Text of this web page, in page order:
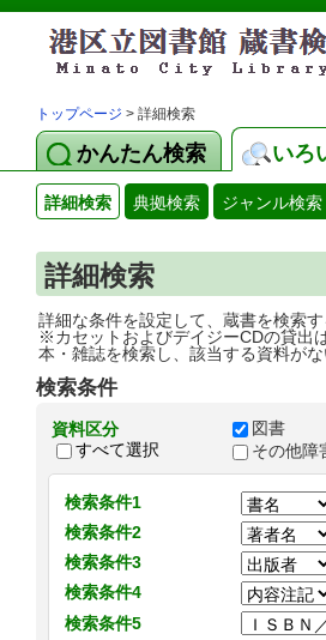
トップページ > 詳細検索
かんたん検索 いろ
詳細検索 典拠検索 ジャンル検索
詳細検索
詳細な条件を設定して、蔵書を検索す
※カセットおよびデイジーCDの貸出
本・雑誌を検索し、該当する資料が
検索条件
資料区分
すべて選択
図書
その他
検索条件1
検索条件2
検索条件3
検索条件4
検索条件5